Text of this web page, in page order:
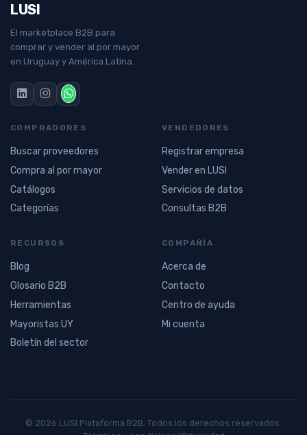
LUSI
El marketplace B2B para
comprar y vender al por mayor
en Uruguay y América Latina.
COMPRADORES
Buscar proveedores
Compra al por mayor
Catálogos
Categorías
VENDEDORES
Registrar empresa
Vender en LUSI
Servicios de datos
Consultas B2B
RECURSOS
Blog
Glosario B2B
Herramientas
Mayoristas UY
Boletín del sector
COMPAÑÍA
Acerca de
Contacto
Centro de ayuda
Mi cuenta
© 2026 LUSI Plataforma B2B. Todos los derechos reservados.